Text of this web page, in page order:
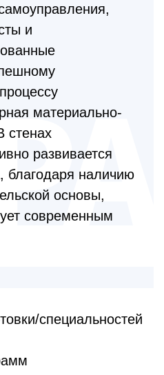
и
материально-
стенах
развивается
благодаря наличию
основы,
современным
специальностей